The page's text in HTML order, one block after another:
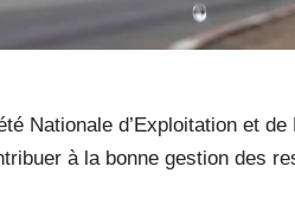
Nationale d’Exploitation et
à la bonne gestion des